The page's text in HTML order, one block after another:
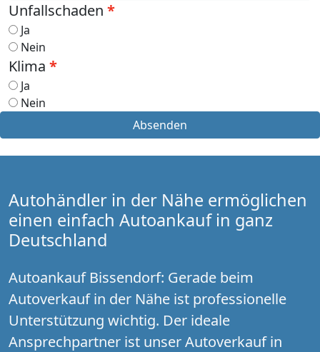
Unfallschaden
Ja
Nein
Klima
Ja
Nein
Absenden
Autohändler in der Nähe ermöglichen
einen einfach Autoankauf in ganz
Deutschland
Autoankauf Bissendorf: Gerade beim
Autoverkauf in der Nähe ist professionelle
Unterstützung wichtig. Der ideale
Ansprechpartner ist unser Autoverkauf in